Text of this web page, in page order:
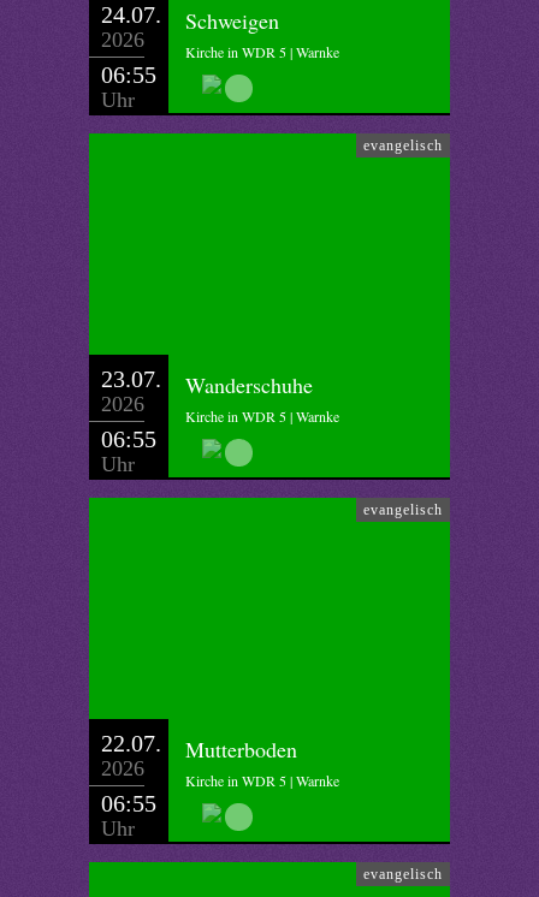
24.07.
2026
06:55
Uhr
Schweigen
Kirche in WDR 5 | Warnke
evangelisch
23.07.
2026
06:55
Uhr
Wanderschuhe
Kirche in WDR 5 | Warnke
evangelisch
22.07.
2026
06:55
Uhr
Mutterboden
Kirche in WDR 5 | Warnke
evangelisch